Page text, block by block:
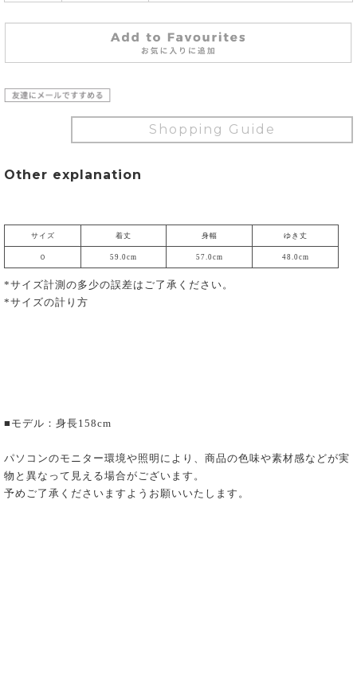
Shopping Guide
Other explanation
サイズ 着丈 身幅 ゆき丈
０ 59.0cm 57.0cm 48.0cm
*サイズ計測の多少の誤差はご了承ください。
*サイズの計り方
■モデル：身長158cm
パソコンのモニター環境や照明により、商品の色味や素材感などが実
物と異なって見える場合がございます。
予めご了承くださいますようお願いいたします。